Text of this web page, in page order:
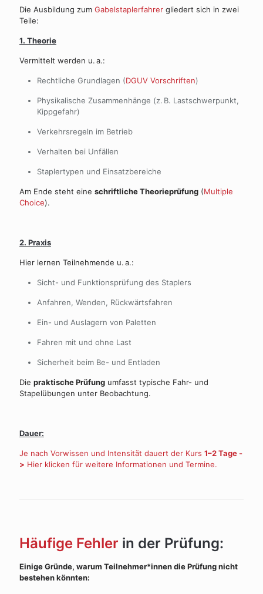
Die Ausbildung zum Gabelstaplerfahrer gliedert sich in zwei
Teile:
1. Theorie
Vermittelt werden u. a.:
Rechtliche Grundlagen (DGUV Vorschriften)
Physikalische Zusammenhänge (z. B. Lastschwerpunkt,
Kippgefahr)
Verkehrsregeln im Betrieb
Verhalten bei Unfällen
Staplertypen und Einsatzbereiche
Am Ende steht eine schriftliche Theorieprüfung (Multiple
Choice).
2. Praxis
Hier lernen Teilnehmende u. a.:
Sicht- und Funktionsprüfung des Staplers
Anfahren, Wenden, Rückwärtsfahren
Ein- und Auslagern von Paletten
Fahren mit und ohne Last
Sicherheit beim Be- und Entladen
Die praktische Prüfung umfasst typische Fahr- und
Stapelübungen unter Beobachtung.
Dauer:
Je nach Vorwissen und Intensität dauert der Kurs 1–2 Tage -
> Hier klicken für weitere Informationen und Termine.
Häufige Fehler in der Prüfung:
Einige Gründe, warum Teilnehmer*innen die Prüfung nicht
bestehen könnten: